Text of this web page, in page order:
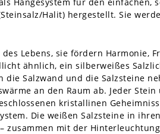
Halit) hergestellt. Sie
Lebens, sie fördern
ähnlich, ein silberweißes
Salzwand und die Salzsteine
an den Raum ab. Jeder
kristallinen
Die weißen Salzsteine in
zusammen mit der